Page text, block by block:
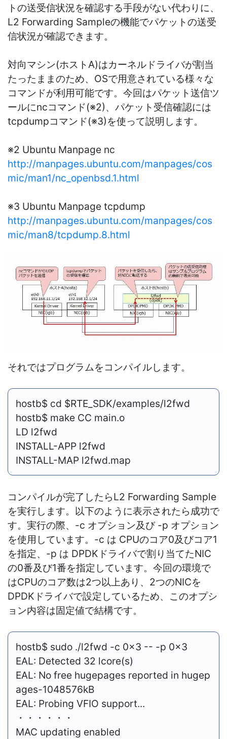
トの送受信状況を確認する手段がない代わりに、
L2 Forwarding Sampleの機能でパケットの送受
信状況が確認できます。
対向マシン(ホストA)はカーネルドライバが割当
たったままのため、OSで用意されている様々な
コマンドが利用可能です。今回はパケット送信ツ
ールにncコマンド(※2)、パケット受信確認には
tcpdumpコマンド(※3)を使って説明します。
※2 Ubuntu Manpage nc
http://manpages.ubuntu.com/manpages/cos
mic/man1/nc_openbsd.1.html
※3 Ubuntu Manpage tcpdump
http://manpages.ubuntu.com/manpages/cos
mic/man8/tcpdump.8.html
それではプログラムをコンパイルします。
hostb$ cd $RTE_SDK/examples/l2fwd
hostb$ make CC main.o
LD l2fwd
INSTALL-APP l2fwd
INSTALL-MAP l2fwd.map
コンパイルが完了したらL2 Forwarding Sample
を実行します。以下のように表示されたら成功で
す。実行の際、-c オプション及び -p オプション
を使用しています。-c は CPUのコア0及びコア1
を指定、-p は DPDKドライバで割り当てたNIC
の0番及び1番を指定しています。今回の環境で
はCPUのコア数は2つ以上あり、2つのNICを
DPDKドライバで設定しているため、このオプシ
ョン内容は固定値で結構です。
hostb$ sudo ./l2fwd -c 0x3 -- -p 0x3
EAL: Detected 32 lcore(s)
EAL: No free hugepages reported in hugep
ages-1048576kB
EAL: Probing VFIO support...
・・・・・・
MAC updating enabled